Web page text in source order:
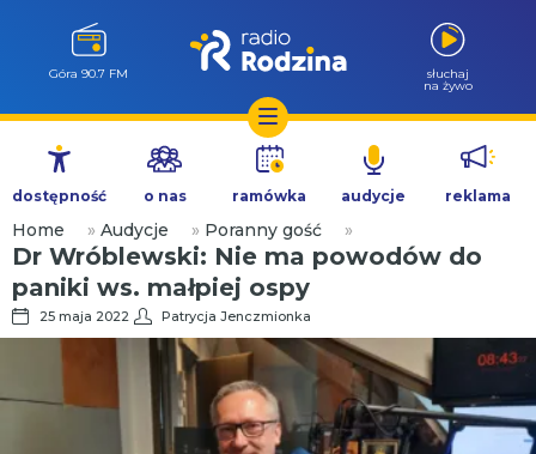
Przejdź
treści
Góra 90.7 FM słuchaj
na żywo
dostępność o nas ramówka audycje reklama
Home » Audycje » Poranny gość »
Dr Wróblewski: Nie ma powodów do
paniki ws. małpiej ospy
25 maja 2022 Patrycja Jenczmionka